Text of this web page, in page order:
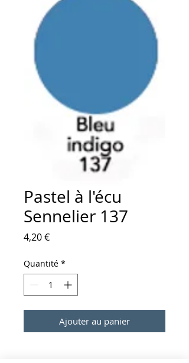
Pastel à l'écu
Sennelier 137
4,20 €Prix
Quantité *
Ajouter au panier